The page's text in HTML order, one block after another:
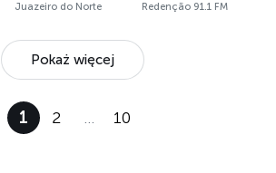
Juazeiro do Norte Redenção 91.1 FM
Pokaż więcej
1 2 … 10